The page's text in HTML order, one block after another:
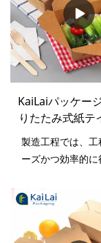
KaiLaiパッケー
りたたみ式紙テ
トボックス使い
容器紙ファース
パッケージテイ
製造工程では、工
ーズかつ効率的に
り、その適用範囲
広いです。紙箱の
では、折りたた